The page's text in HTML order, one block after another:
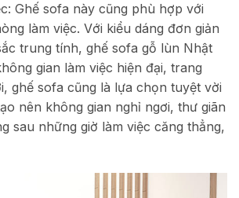
Ghế sofa này cũng phù hợp với
làm việc. Với kiểu dáng đơn giản
trung tính, ghế sofa gỗ lùn Nhật
gian làm việc hiện đại, trang
ghế sofa cũng là lựa chọn tuyệt vời
nên không gian nghỉ ngơi, thư giãn
sau những giờ làm việc căng thẳng,